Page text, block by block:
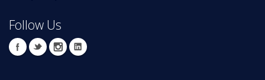
Follow Us